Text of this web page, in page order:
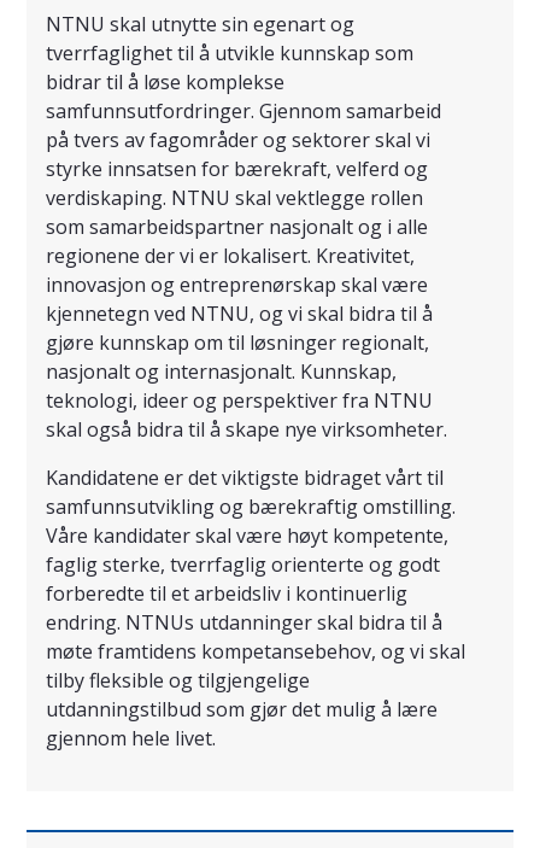
NTNU skal utnytte sin egenart og
tverrfaglighet til å utvikle kunnskap som
bidrar til å løse komplekse
samfunnsutfordringer. Gjennom samarbeid
på tvers av fagområder og sektorer skal vi
styrke innsatsen for bærekraft, velferd og
verdiskaping. NTNU skal vektlegge rollen
som samarbeidspartner nasjonalt og i alle
regionene der vi er lokalisert. Kreativitet,
innovasjon og entreprenørskap skal være
kjennetegn ved NTNU, og vi skal bidra til å
gjøre kunnskap om til løsninger regionalt,
nasjonalt og internasjonalt. Kunnskap,
teknologi, ideer og perspektiver fra NTNU
skal også bidra til å skape nye virksomheter.
Kandidatene er det viktigste bidraget vårt til
samfunnsutvikling og bærekraftig omstilling.
Våre kandidater skal være høyt kompetente,
faglig sterke, tverrfaglig orienterte og godt
forberedte til et arbeidsliv i kontinuerlig
endring. NTNUs utdanninger skal bidra til å
møte framtidens kompetansebehov, og vi skal
tilby fleksible og tilgjengelige
utdanningstilbud som gjør det mulig å lære
gjennom hele livet.